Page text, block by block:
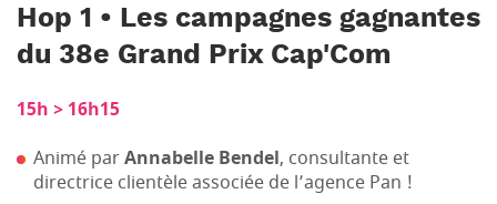
Hop 1 • Les campagnes gagnantes
du 38e Grand Prix Cap'Com
15h > 16h15
Animé parAnnabelle Bendel, consultante et
directrice clientèle associée de l’agence Pan !